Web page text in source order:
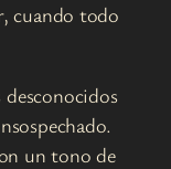
cuando todo
un tono de